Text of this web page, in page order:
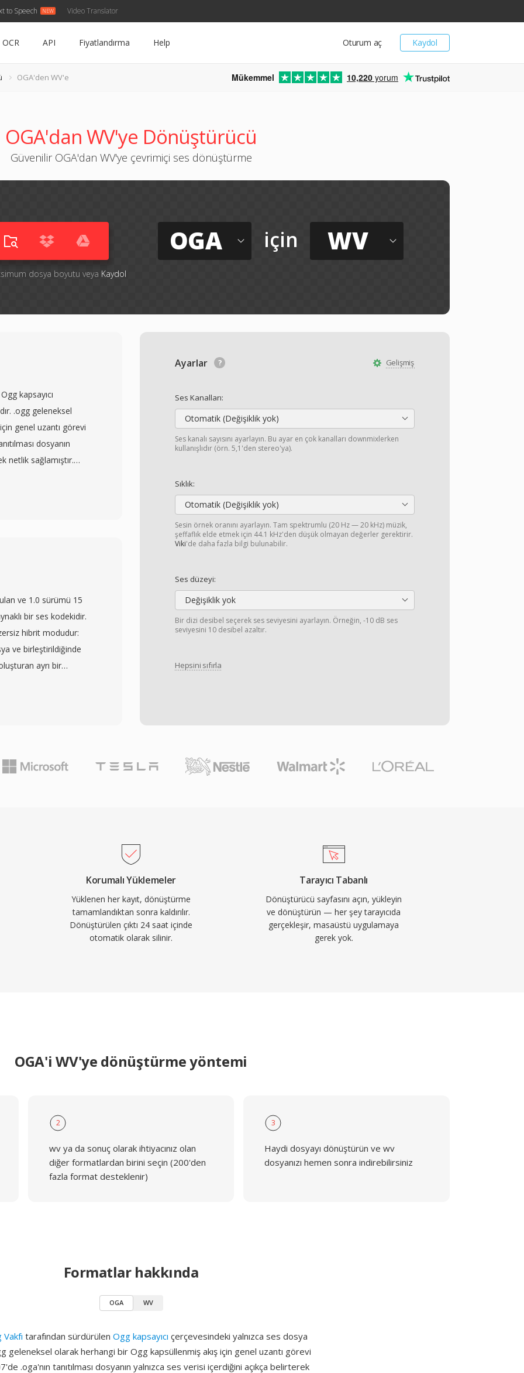
to Speech Video Translator
Kaydol
Oturum aç
OCR API Fiyatlandırma Help
OGA'den WV'e Mükemmel 10,220 yorum
OGA'dan WV'ye Dönüştürücü
Güvenilir OGA'dan WV'ye çevrimiçi ses dönüştürme
dosya boyutu veya Kaydol
OGA için WV
Gelişmiş
Ayarlar
Ses Kanalları:
Otomatik (Değişiklik yok)
Ses kanalı sayısını ayarlayın. Bu ayar en çok kanalları downmixlerken
kullanışlıdır (örn. 5,1'den stereo'ya).
Sıklık:
Otomatik (Değişiklik yok)
Sesin örnek oranını ayarlayın. Tam spektrumlu (20 Hz — 20 kHz) müzik,
şeffaflık elde etmek için 44.1 kHz'den düşük olmayan değerler gerektirir.
Viki'de daha fazla bilgi bulunabilir.
Ses düzeyi:
Değişiklik yok
Bir dizi desibel seçerek ses seviyesini ayarlayın. Örneğin, -10 dB ses
seviyesini 10 desibel azaltır.
Hepsini sıfırla
kapsayıcı
.ogg geleneksel
genel uzantı görevi
dosyanın
netlik sağlamıştır.
veya Opus ile
ve daha düşük
formatları etkileyen
Format, sanatçı,
etiketlemek için
Chromium
ortamında yerel
iş akışları için
ve 1.0 sürümü 15
bir ses kodekidir.
hibrit modudur:
ve birleştirildiğinde
ayrı bir
duyan kullanıcılar
modda
yüzde 40 ila
altında dağıtılır ve
araca entegre
cue
zengin üst veri
bile organizasyon
Korumalı Yüklemeler
Yüklenen her kayıt, dönüştürme
tamamlandıktan sonra kaldırılır.
Dönüştürülen çıktı 24 saat içinde
otomatik olarak silinir.
Tarayıcı Tabanlı
Dönüştürücü sayfasını açın, yükleyin
ve dönüştürün — her şey tarayıcıda
gerçekleşir, masaüstü uygulamaya
gerek yok.
OGA'i WV'ye dönüştürme yöntemi
2
wv ya da sonuç olarak ihtiyacınız olan
diğer formatlardan birini seçin (200'den
fazla format desteklenir)
3
Haydi dosyayı dönüştürün ve wv
dosyanızı hemen sonra indirebilirsiniz
Formatlar hakkında
OGA WV
tarafından sürdürülen Ogg kapsayıcı çerçevesindeki yalnızca ses dosya
geleneksel olarak herhangi bir Ogg kapsüllenmiş akış için genel uzantı görevi
.oga'nın tanıtılması dosyanın yalnızca ses verisi içerdiğini açıkça belirterek